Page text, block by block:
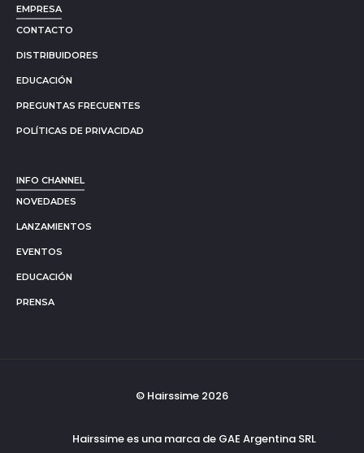
EMPRESA
CONTACTO
DISTRIBUIDORES
EDUCACIÓN
PREGUNTAS FRECUENTES
POLÍTICAS DE PRIVACIDAD
INFO CHANNEL
NOVEDADES
LANZAMIENTOS
EVENTOS
EDUCACIÓN
PRENSA
© Hairssime 2026
Hairssime es una marca de GAE Argentina SRL